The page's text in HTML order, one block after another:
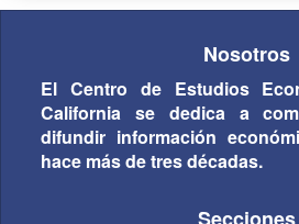
Nosotros
El Centro de Estudios
California se dedica a
difundir información
hace más de tres décadas.